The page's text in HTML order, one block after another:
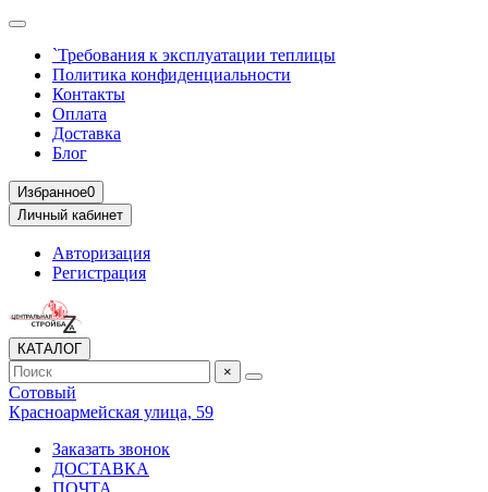
`Требования к эксплуатации теплицы
Политика конфиденциальности
Контакты
Оплата
Доставка
Блог
Избранное0
Личный кабинет
Авторизация
Регистрация
КАТАЛОГ
×
Сотовый
Красноармейская улица, 59
Заказать звонок
ДОСТАВКА
ПОЧТА